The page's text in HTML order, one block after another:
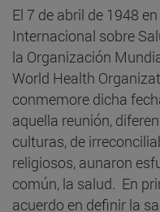
El 7 de abril de 1948
Internacional sobre
la Organización
World Health
conmemore dicha
aquella reunión,
culturas, de
religiosos, aunaron
común, la salud. En
acuerdo en definir la